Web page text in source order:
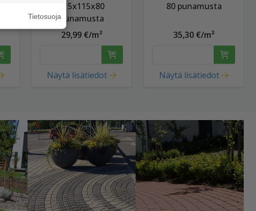
115x115x80
punamusta
29,99 €/m²
Näytä lisätiedot
80 punamusta
35,30 €/m²
Näytä lisätiedot
Tietosuoja